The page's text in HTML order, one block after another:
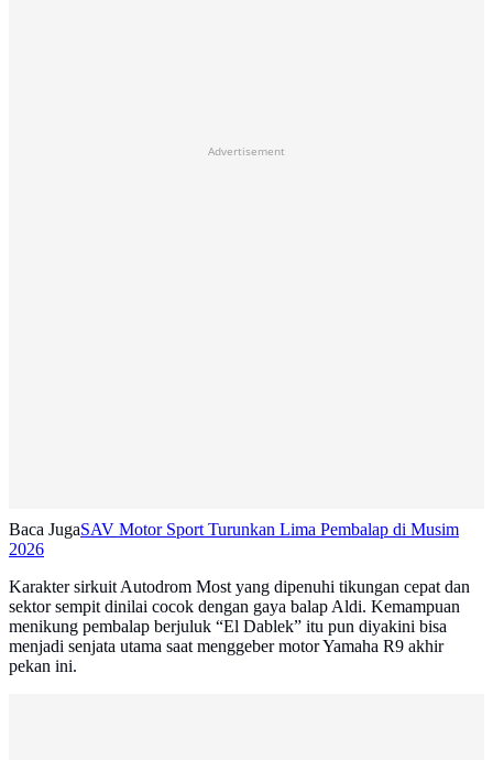
Advertisement
Baca JugaSAV Motor Sport Turunkan Lima Pembalap di Musim
2026
Karakter sirkuit Autodrom Most yang dipenuhi tikungan cepat dan
sektor sempit dinilai cocok dengan gaya balap Aldi. Kemampuan
menikung pembalap berjuluk “El Dablek” itu pun diyakini bisa
menjadi senjata utama saat menggeber motor Yamaha R9 akhir
pekan ini.